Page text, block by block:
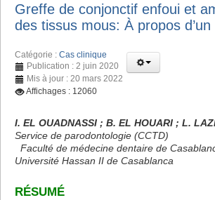
Greffe de conjonctif enfoui et
des tissus mous: À propos
Catégorie : Cas clinique
Publication : 2 juin 2020
Mis à jour : 20 mars 2022
Affichages : 12060
I. EL OUADNASSI ; B. EL HOUARI ; L.
Service de parodontologie (CCTD)
Faculté de médecine dentaire de
Université Hassan II de Casablanca
RÉSUMÉ